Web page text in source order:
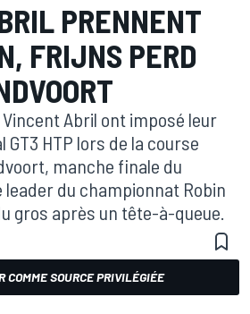
PRENNENT
FRIJNS PERD
Abril ont imposé leur
HTP lors de la course
manche finale du
du championnat Robin
gros après un tête-à-queue.
COMME SOURCE PRIVILÉGIÉE